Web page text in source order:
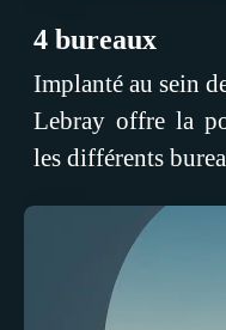
4 bureaux
Implanté au sein
Lebray offre la
les différents